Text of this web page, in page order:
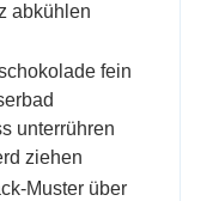
abkühlen
fein
unterrühren
ziehen
Muster über